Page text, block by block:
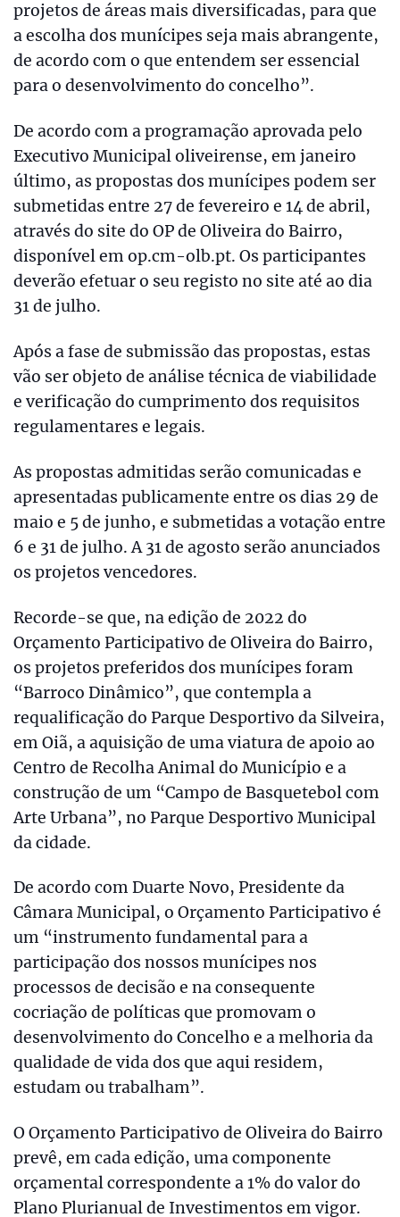
projetos de áreas mais diversificadas, para que
a escolha dos munícipes seja mais abrangente,
de acordo com o que entendem ser essencial
para o desenvolvimento do concelho”.
De acordo com a programação aprovada pelo
Executivo Municipal oliveirense, em janeiro
último, as propostas dos munícipes podem ser
submetidas entre 27 de fevereiro e 14 de abril,
através do site do OP de Oliveira do Bairro,
disponível em op.cm-olb.pt. Os participantes
deverão efetuar o seu registo no site até ao dia
31 de julho.
Após a fase de submissão das propostas, estas
vão ser objeto de análise técnica de viabilidade
e verificação do cumprimento dos requisitos
regulamentares e legais.
As propostas admitidas serão comunicadas e
apresentadas publicamente entre os dias 29 de
maio e 5 de junho, e submetidas a votação entre
6 e 31 de julho. A 31 de agosto serão anunciados
os projetos vencedores.
Recorde-se que, na edição de 2022 do
Orçamento Participativo de Oliveira do Bairro,
os projetos preferidos dos munícipes foram
“Barroco Dinâmico”, que contempla a
requalificação do Parque Desportivo da Silveira,
em Oiã, a aquisição de uma viatura de apoio ao
Centro de Recolha Animal do Município e a
construção de um “Campo de Basquetebol com
Arte Urbana”, no Parque Desportivo Municipal
da cidade.
De acordo com Duarte Novo, Presidente da
Câmara Municipal, o Orçamento Participativo é
um “instrumento fundamental para a
participação dos nossos munícipes nos
processos de decisão e na consequente
cocriação de políticas que promovam o
desenvolvimento do Concelho e a melhoria da
qualidade de vida dos que aqui residem,
estudam ou trabalham”.
O Orçamento Participativo de Oliveira do Bairro
prevê, em cada edição, uma componente
orçamental correspondente a 1% do valor do
Plano Plurianual de Investimentos em vigor.